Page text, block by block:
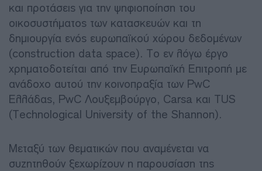
και προτάσεις για την ψηφιοποίηση του
οικοσυστήματος των κατασκευών και τη
δημιουργία ενός ευρωπαϊκού χώρου δεδομένων
(construction data space). Το εν λόγω έργο
χρηματοδοτείται από την Ευρωπαϊκή Επιτροπή με
ανάδοχο αυτού την κοινοπραξία των PwC
Ελλάδας, PwC Λουξεμβούργο, Carsa και TUS
(Technological University of the Shannon).
Μεταξύ των θεματικών που αναμένεται να
συζητηθούν ξεχωρίζουν η παρουσίαση της